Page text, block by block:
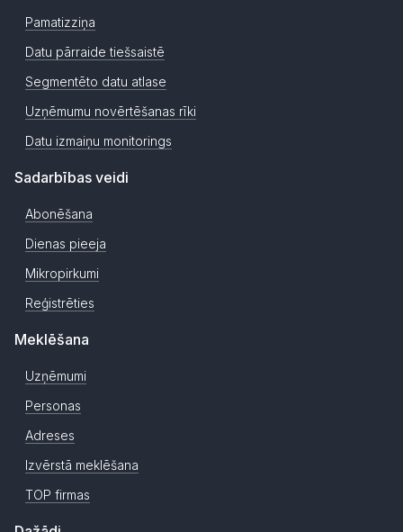
Pamatizziņa
Datu pārraide tiešsaistē
Segmentēto datu atlase
Uzņēmumu novērtēšanas rīki
Datu izmaiņu monitorings
Sadarbības veidi
Abonēšana
Dienas pieeja
Mikropirkumi
Reģistrēties
Meklēšana
Uzņēmumi
Personas
Adreses
Izvērstā meklēšana
TOP firmas